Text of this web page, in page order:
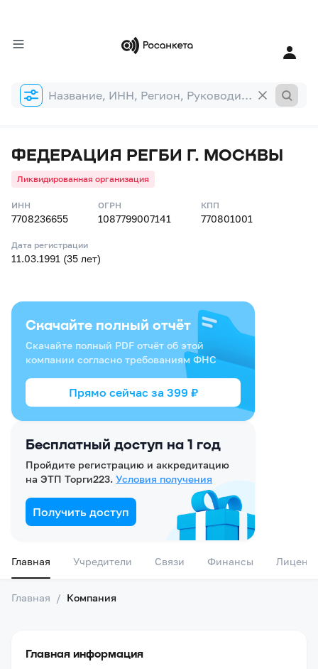
Форма
поиска
ФЕДЕРАЦИЯ РЕГБИ Г. МОСКВЫ
Ликвидированная организация
ИНН
7708236655
ОГРН
1087799007141
КПП
770801001
Дата регистрации
11.03.1991 (35 лет)
Бесплатный доступ на 1 год
Пройдите регистрацию и аккредитацию
на ЭТП Торги223. Условия получения
Получить доступ
Скачайте полный отчёт
Скачайте полный PDF отчёт об этой
компании согласно требованиям ФНС
Прямо сейчас за 399 ₽
Главная Учредители Связи Финансы
Главная / Компания
Главная информация